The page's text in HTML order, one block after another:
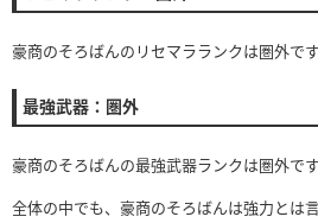
豪商のそろばんのリセマラランクは圏外です
最強武器：圏外
豪商のそろばんの最強武器ランクは圏外です
全体の中でも、豪商のそろばんは強力とは